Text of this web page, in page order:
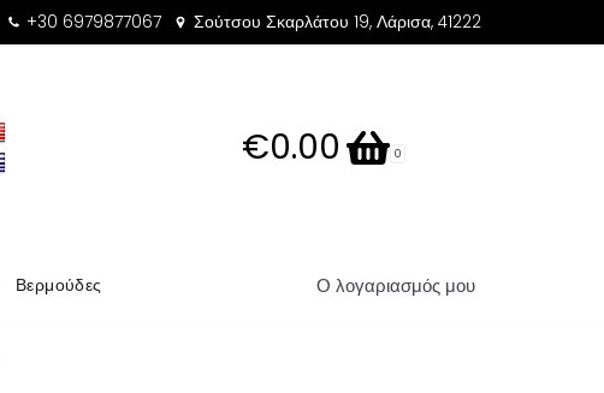
+30 6979877067 Σούτσου Σκαρλάτου 19, Λάρισα, 41222
€0.00 0
Βερμούδες Ο λογαριασμός μου